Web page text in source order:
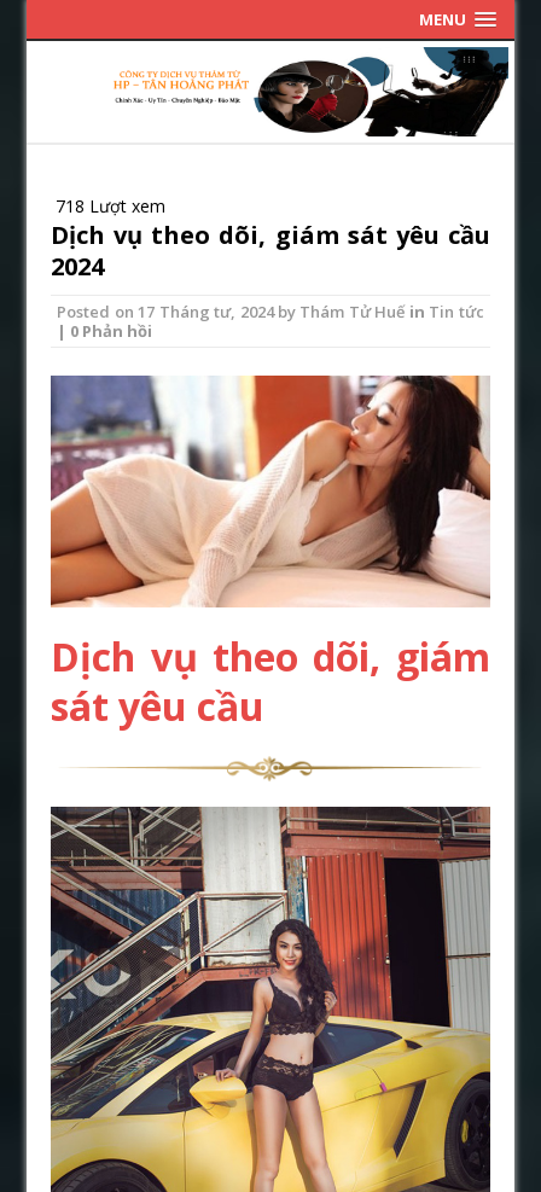
MENU
718 Lượt xem
Dịch vụ theo dõi, giám sát yêu cầu
2024
Posted on 17 Tháng tư, 2024by Thám Tử Huếin Tin tức
| 0 Phản hồi
Dịch vụ theo dõi, giám
sát yêu cầu